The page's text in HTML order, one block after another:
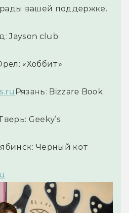
рады вашей поддержке.
Jayson club
«Хоббит»
Рязань: Bizzare Book
Geeky’s
Черный кот